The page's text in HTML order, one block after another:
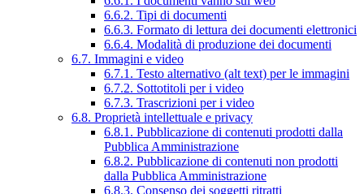
6.6.2. Tipi di documenti
6.6.3. Formato di lettura dei documenti elettronici
6.6.4. Modalità di produzione dei documenti
6.7. Immagini e video
6.7.1. Testo alternativo (alt text) per le immagini
6.7.2. Sottotitoli per i video
6.7.3. Trascrizioni per i video
6.8. Proprietà intellettuale e privacy
6.8.1. Pubblicazione di contenuti prodotti dalla
Pubblica Amministrazione
6.8.2. Pubblicazione di contenuti non prodotti
dalla Pubblica Amministrazione
6.8.3. Consenso dei soggetti ritratti